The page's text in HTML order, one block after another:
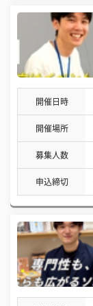
開催日時
開催場所
募集人数
申込締切